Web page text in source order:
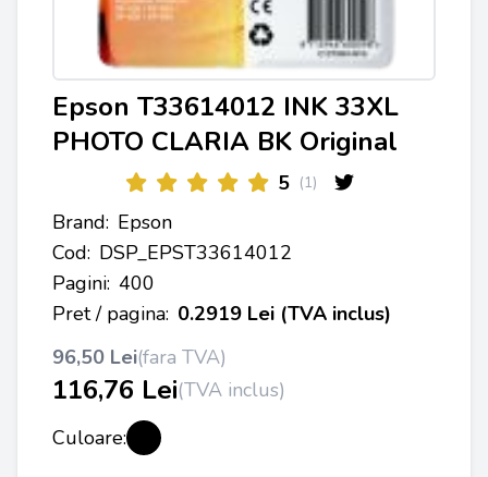
Epson T33614012 INK 33XL
PHOTO CLARIA BK Original
5 (1)
Brand: Epson
Cod: DSP_EPST33614012
Pagini: 400
Pret / pagina: 0.2919 Lei (TVA inclus)
96,50 Lei(fara TVA)
116,76 Lei(TVA inclus)
Culoare: